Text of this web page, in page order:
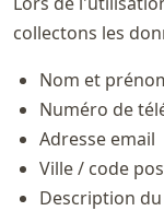
collectons les
Nom et
Numéro de
Adresse email
Ville / code
Description